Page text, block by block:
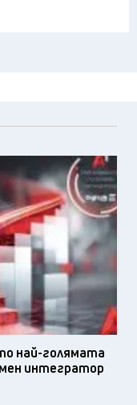
най-голямата
интегратор